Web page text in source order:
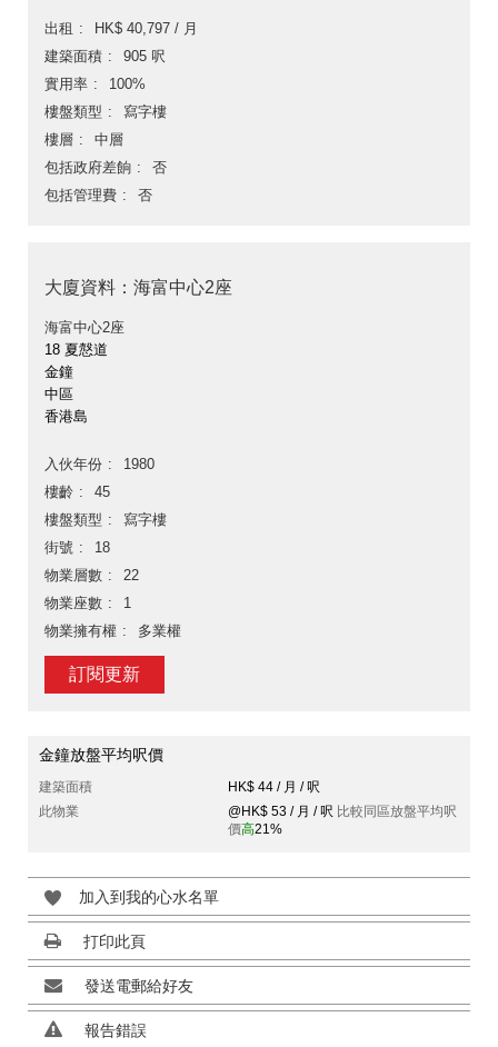
出租
HK$ 40,797 / 月
建築面積
905 呎
實用率
100%
樓盤類型
寫字樓
樓層
中層
包括政府差餉
否
包括管理費
否
大廈資料：海富中心2座
海富中心2座
18 夏慤道
金鐘
中區
香港島
入伙年份
1980
樓齡
45
樓盤類型
寫字樓
街號
18
物業層數
22
物業座數
1
物業擁有權
多業權
訂閱更新
金鐘放盤平均呎價
建築面積
HK$ 44 / 月 / 呎
此物業
@HK$ 53 / 月 / 呎 比較同區放盤平均呎
價高21%
加入到我的心水名單
打印此頁
發送電郵給好友
報告錯誤